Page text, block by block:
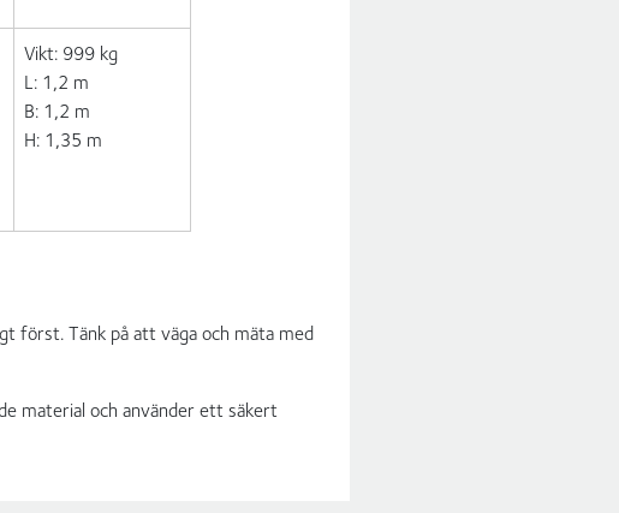
Vikt: 999 kg
L: 1,2 m
B: 1,2 m
H: 1,35 m
först. Tänk på att väga och mäta med
material och använder ett säkert